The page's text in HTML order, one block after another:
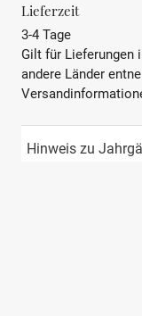
REBSORTE
JAHRGANG
PRÄDIKAT
Lieferzeit
3-4 Tage
Gilt für Lieferungen
andere Länder
Hinweis zu